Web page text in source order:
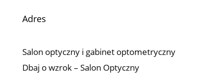
Adres
Salon optyczny i gabinet optometryczny
Dbaj o wzrok – Salon Optyczny